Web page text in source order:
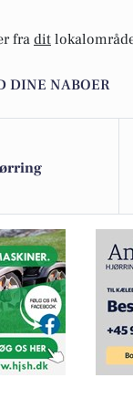
fra dit
DINE NABOER